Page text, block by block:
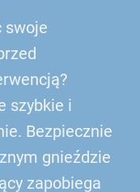
swoje
szybkie i
Bezpiecznie
gnieździe
zapobiega